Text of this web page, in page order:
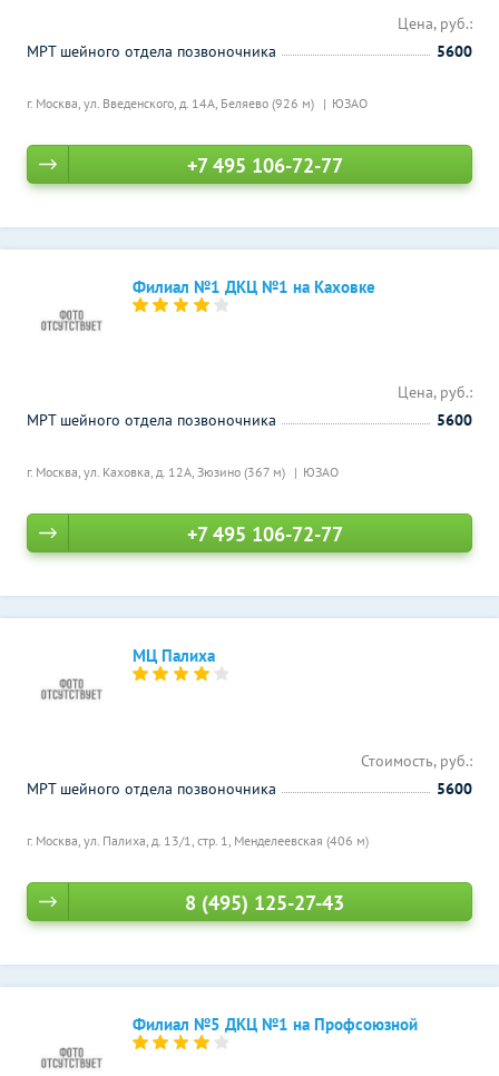
г. Москва, ул. Введенского, д. 14А, Беляево (926 м) ЮЗАО
Цена, руб.:
МРТ шейного отдела позвоночника
5600
+7 495 106-72-77
Филиал №1 ДКЦ №1 на Каховке
г. Москва, ул. Каховка, д. 12А, Зюзино (367 м) ЮЗАО
Цена, руб.:
МРТ шейного отдела позвоночника
5600
+7 495 106-72-77
МЦ Палиха
г. Москва, ул. Палиха, д. 13/1, стр. 1, Менделеевская (406 м)
Стоимость, руб.:
МРТ шейного отдела позвоночника
5600
8 (495) 125-27-43
Филиал №5 ДКЦ №1 на Профсоюзной